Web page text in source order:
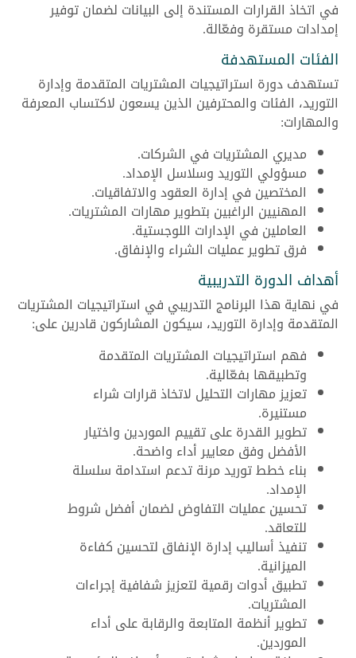
في اتخاذ القرارات المستندة إلى البيانات لضمان توفير
إمدادات مستقرة وفعّالة.
الفئات المستهدفة
تستهدف دورة استراتيجيات المشتريات المتقدمة وإدارة
التوريد، الفئات والمحترفين الذين يسعون لاكتساب المعرفة
والمهارات:
مديري المشتريات في الشركات.
مسؤولي التوريد وسلاسل الإمداد.
المختصين في إدارة العقود والاتفاقيات.
المهنيين الراغبين بتطوير مهارات المشتريات.
العاملين في الإدارات اللوجستية.
فرق تطوير عمليات الشراء والإنفاق.
أهداف الدورة التدريبية
في نهاية هذا البرنامج التدريبي في استراتيجيات المشتريات
المتقدمة وإدارة التوريد، سيكون المشاركون قادرين على:
فهم استراتيجيات المشتريات المتقدمة
وتطبيقها بفعّالية.
تعزيز مهارات التحليل لاتخاذ قرارات شراء
مستنيرة.
تطوير القدرة على تقييم الموردين واختيار
الأفضل وفق معايير أداء واضحة.
بناء خطط توريد مرنة تدعم استدامة سلسلة
الإمداد.
تحسين عمليات التفاوض لضمان أفضل شروط
للتعاقد.
تنفيذ أساليب إدارة الإنفاق لتحسين كفاءة
الميزانية.
تطبيق أدوات رقمية لتعزيز شفافية إجراءات
المشتريات.
تطوير أنظمة المتابعة والرقابة على أداء
الموردين.